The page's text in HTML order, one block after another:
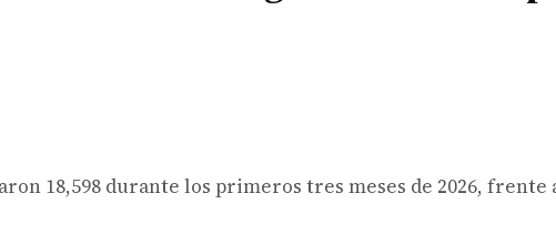
18,598 durante los primeros tres meses de 2026, frente